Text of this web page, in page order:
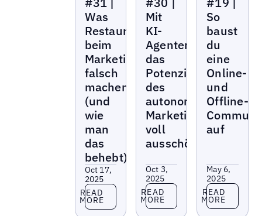
Was
Restaurantmarken
beim
Marketing
falsch
machen
(und
wie
man
das
behebt)
Oct 17,
2025
Read more
READ
MORE
Mit
KI-
Agenten
das
Potenzial
des
autonomen
Marketings
voll
ausschöpfen
Oct 3,
2025
Read more
READ
MORE
So
baust
du
eine
Online-
und
Offline-
auf
May 6,
2025
Read more
READ
MORE